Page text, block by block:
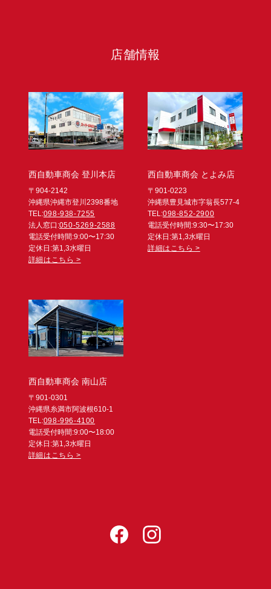
店舗情報
西自動車商会 登川本店
〒904-2142
沖縄県沖縄市登川2398番地
TEL:098-938-7255
法人窓口:050-5269-2588
電話受付時間:9:00〜17:30
定休日:第1,3水曜日
詳細はこちら >
西自動車商会 とよみ店
〒901-0223
沖縄県豊見城市字翁長577-4
TEL:098-852-2900
電話受付時間:9:30〜17:30
定休日:第1,3水曜日
詳細はこちら >
西自動車商会 南山店
〒901-0301
沖縄県糸満市阿波根610-1
TEL:098-996-4100
電話受付時間:9:00〜18:00
定休日:第1,3水曜日
詳細はこちら >